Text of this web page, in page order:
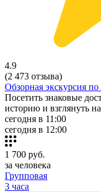
4.9
(2 473 отзыва)
Обзорная экскурсия
Посетить знаковые
историю и взглянуть
сегодня в 11:00
сегодня в 12:00
1 700 руб.
за человека
Групповая
3 часа